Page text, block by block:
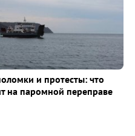
и протесты: что
на паромной переправе